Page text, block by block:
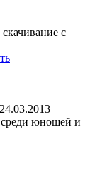
с
среди юношей и